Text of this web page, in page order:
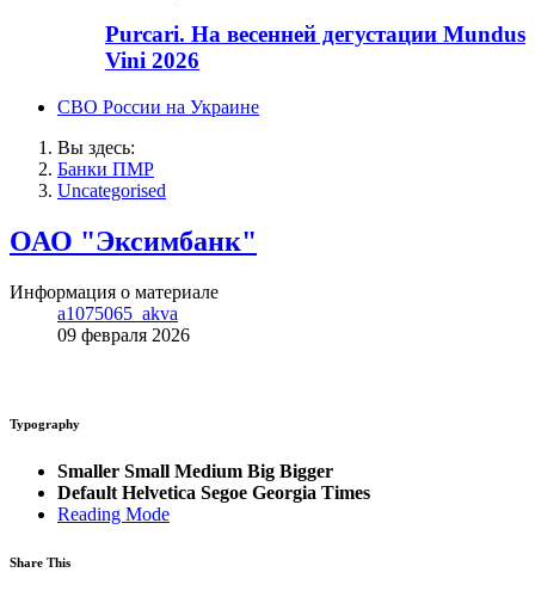
Purcari. На весенней дегустации Mundus
Vini 2026
СВО России на Украине
Вы здесь:
Банки ПМР
Uncategorised
ОАО "Эксимбанк"
Информация о материале
a1075065_akva
09 февраля 2026
Typography
Smaller Small Medium Big Bigger
Default Helvetica Segoe Georgia Times
Reading Mode
Share This